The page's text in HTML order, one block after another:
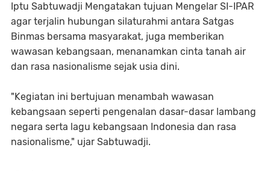
Iptu Sabtuwadji Mengatakan tujuan Mengelar SI-IPAR
agar terjalin hubungan silaturahmi antara Satgas
Binmas bersama masyarakat, juga memberikan
wawasan kebangsaan, menanamkan cinta tanah air
dan rasa nasionalisme sejak usia dini.
"Kegiatan ini bertujuan menambah wawasan
kebangsaan seperti pengenalan dasar-dasar lambang
negara serta lagu kebangsaan Indonesia dan rasa
nasionalisme," ujar Sabtuwadji.